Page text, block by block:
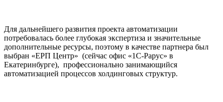
Для дальнейшего развития проекта автоматизации
потребовалась более глубокая экспертиза и значительные
дополнительные ресурсы, поэтому в качестве партнера был
выбран «ЕРП Центр» (сейчас офис «1С-Рарус» в
Екатеринбурге), профессионально занимающийся
автоматизацией процессов холдинговых структур.